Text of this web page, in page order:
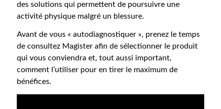
des solutions qui permettent de poursuivre une
activité physique malgré un blessure.
Avant de vous « autodiagnostiquer », prenez le temps
de consultez Magister afin de sélectionner le produit
qui vous conviendra et, tout aussi important,
comment l’utiliser pour en tirer le maximum de
bénéfices.